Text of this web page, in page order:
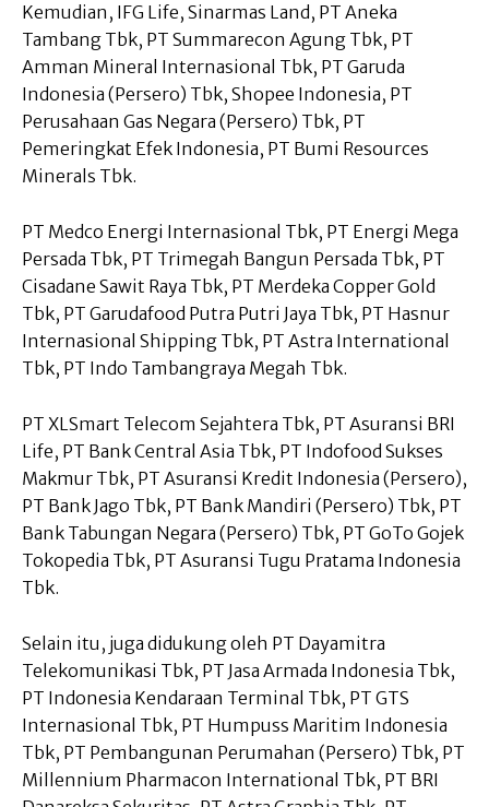
Kemudian, IFG Life, Sinarmas Land, PT Aneka
Tambang Tbk, PT Summarecon Agung Tbk, PT
Amman Mineral Internasional Tbk, PT Garuda
Indonesia (Persero) Tbk, Shopee Indonesia, PT
Perusahaan Gas Negara (Persero) Tbk, PT
Pemeringkat Efek Indonesia, PT Bumi Resources
Minerals Tbk.
PT Medco Energi Internasional Tbk, PT Energi Mega
Persada Tbk, PT Trimegah Bangun Persada Tbk, PT
Cisadane Sawit Raya Tbk, PT Merdeka Copper Gold
Tbk, PT Garudafood Putra Putri Jaya Tbk, PT Hasnur
Internasional Shipping Tbk, PT Astra International
Tbk, PT Indo Tambangraya Megah Tbk.
PT XLSmart Telecom Sejahtera Tbk, PT Asuransi BRI
Life, PT Bank Central Asia Tbk, PT Indofood Sukses
Makmur Tbk, PT Asuransi Kredit Indonesia (Persero),
PT Bank Jago Tbk, PT Bank Mandiri (Persero) Tbk, PT
Bank Tabungan Negara (Persero) Tbk, PT GoTo Gojek
Tokopedia Tbk, PT Asuransi Tugu Pratama Indonesia
Tbk.
Selain itu, juga didukung oleh PT Dayamitra
Telekomunikasi Tbk, PT Jasa Armada Indonesia Tbk,
PT Indonesia Kendaraan Terminal Tbk, PT GTS
Internasional Tbk, PT Humpuss Maritim Indonesia
Tbk, PT Pembangunan Perumahan (Persero) Tbk, PT
Millennium Pharmacon International Tbk, PT BRI